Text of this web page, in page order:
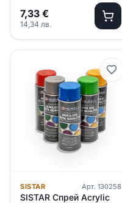
7,33 €
14,34 лв.
SISTAR Арт. 130258
SISTAR Спрей Acrylic